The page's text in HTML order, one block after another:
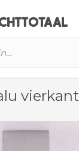
vierkant